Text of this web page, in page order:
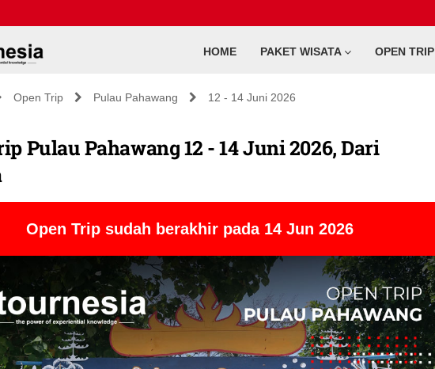
HOME PAKET WISATA OPEN TRIP
Open Trip Pulau Pahawang 12 - 14 Juni 2026
Pulau Pahawang 12 - 14 Juni 2026, Dari
Open Trip sudah berakhir pada 14 Jun 2026